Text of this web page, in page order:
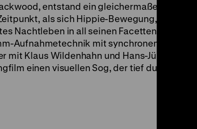
entstand ein gleichermaßen sprödes
als sich Hippie-Bewegung, Proteste
Nachtleben in all seinen Facetten auf
Aufnahmetechnik mit synchronem Original-
Klaus Wildenhahn und Hans-Jürgen
einen visuellen Sog, der tief durch die